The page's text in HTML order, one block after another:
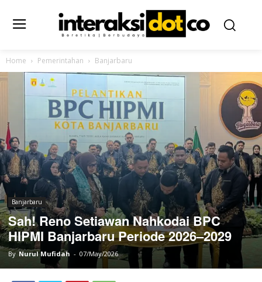
Home Pemerintahan Banjarbaru
Banjarbaru
Sah! Reno Setiawan Nahkodai BPC
HIPMI Banjarbaru Periode 2026–2029
By Nurul Mufidah - 07/May/2026